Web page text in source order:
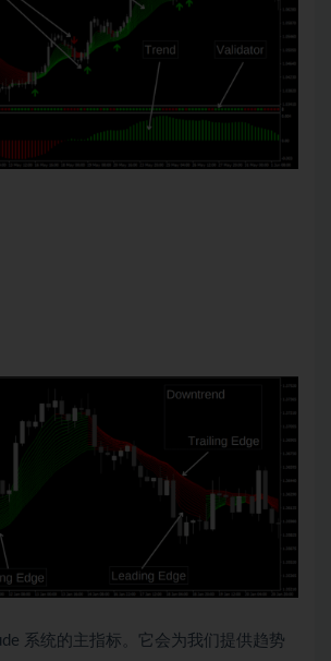
系统的主指标。它会为我们提供趋势